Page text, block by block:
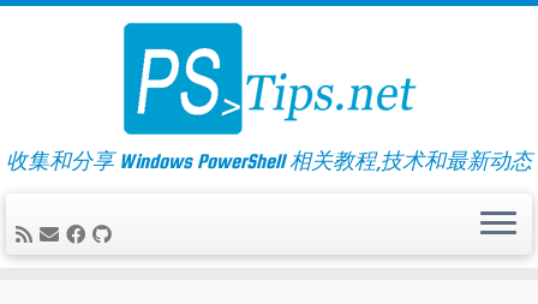
Skip
收集和分享 Windows PowerShell 相关教程,技术和最新动态